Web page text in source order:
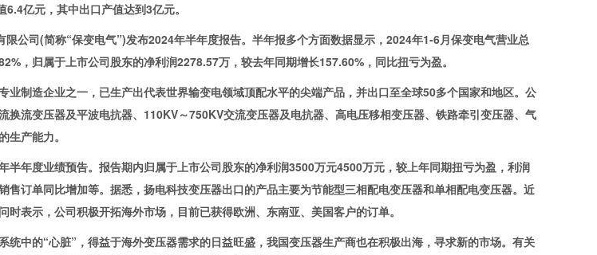
亿元，其中出口产值达到3亿元。
司(简称“保变电气”)发布2024年半年度报告。半年报多个方面数据显示，2024年1-6月保变电气营业总
，归属于上市公司股东的净利润2278.57万，较去年同期增长157.60%，同比扭亏为盈。
制造企业之一，已生产出代表世界输变电领域顶配水平的尖端产品，并出口至全球50多个国家和地区。公
换流变压器及平波电抗器、110KV～750KV交流变压器及电抗器、高电压移相变压器、铁路牵引变压器、气
生产能力。
年度业绩预告。报告期内归属于上市公司股东的净利润3500万元4500万元，较上年同期扭亏为盈，利润
售订单同比增加等。据悉，扬电科技变压器出口的产品主要为节能型三相配电变压器和单相配电变压器。近
时表示，公司积极开拓海外市场，目前已获得欧洲、东南亚、美国客户的订单。
中的“心脏”，得益于海外变压器需求的日益旺盛，我国变压器生产商也在积极出海，寻求新的市场。有关